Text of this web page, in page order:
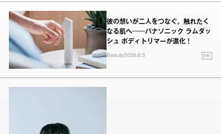
彼の想いが二人をつなぐ。触れたく
なる肌へ──パナソニック ラムダッ
シュ ボディトリマーが進化！
Beauty2026.8.5 PR